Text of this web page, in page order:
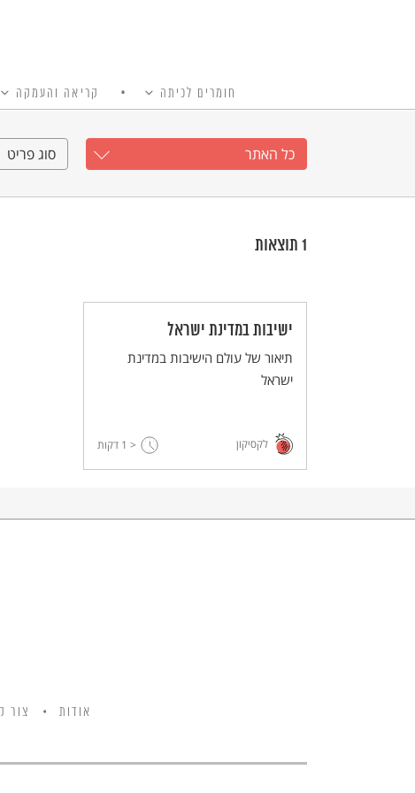
חומרים לכיתה קריאה והעמקה
כל האתר סוג פריט
1 תוצאות
ישיבות במדינת ישראל
תיאור של עולם הישיבות במדינת
ישראל
לקסיקון < 1 דקות
אודות צור